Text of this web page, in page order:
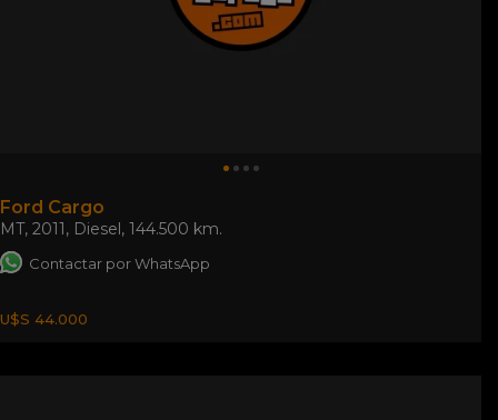
Ford Cargo
MT, 2011, Diesel, 144.500 km.
Contactar por WhatsApp
U$S 44.000